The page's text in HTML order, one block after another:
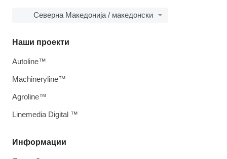
Северна Македонија / македонски
Информации
Наши проекти
Autoline™
Machineryline™
Agroline™
Linemedia Digital ™